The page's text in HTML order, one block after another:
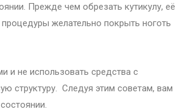
Прежде чем обрезать кутикулу, её
желательно покрыть ноготь
и не использовать средства с
структуру. Следуя этим советам, вам